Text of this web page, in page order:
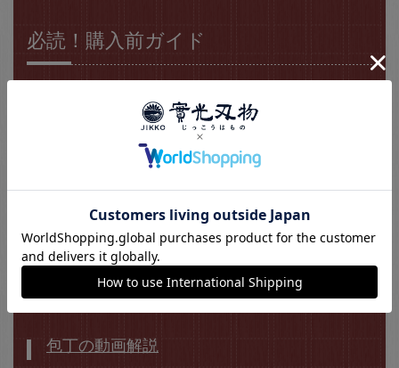
必読！購入前ガイド
包丁選びの4要素
包丁の価格
その他の情報
包丁の動画解説